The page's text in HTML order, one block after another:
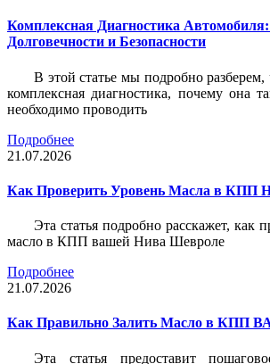
Комплексная Диагностика Автомобиля:
Долговечности и Безопасности
В этой статье мы подробно разберем,
комплексная диагностика, почему она
необходимо проводить
Подробнее
21.07.2026
Как Проверить Уровень Масла в КПП
Эта статья подробно расскажет, как
масло в КПП вашей Нива Шевроле
Подробнее
21.07.2026
Как Правильно Залить Масло в КПП
Эта статья предоставит